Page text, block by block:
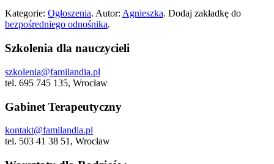
Kategorie: Ogłoszenia. Autor: Agnieszka. Dodaj zakładkę do
bezpośredniego odnośnika.
Szkolenia dla nauczycieli
szkolenia@familandia.pl
tel. 695 745 135, Wrocław
Gabinet Terapeutyczny
kontakt@familandia.pl
tel. 503 41 38 51, Wrocław